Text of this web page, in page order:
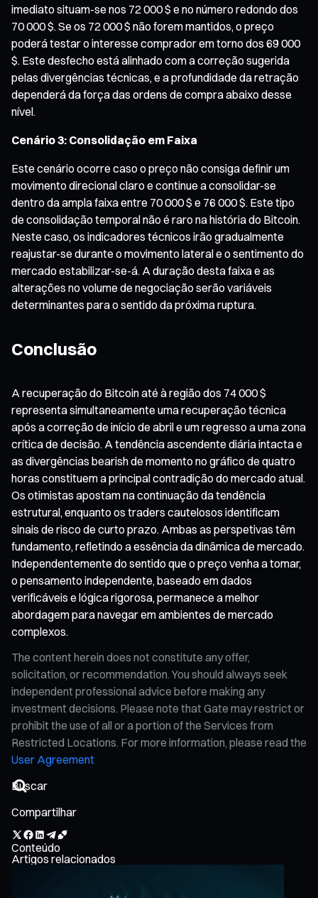
imediato situam-se nos 72 000 $ e no número redondo dos
70 000 $. Se os 72 000 $ não forem mantidos, o preço
poderá testar o interesse comprador em torno dos 69 000
$. Este desfecho está alinhado com a correção sugerida
pelas divergências técnicas, e a profundidade da retração
dependerá da força das ordens de compra abaixo desse
nível.
Cenário 3: Consolidação em Faixa
Este cenário ocorre caso o preço não consiga definir um
movimento direcional claro e continue a consolidar-se
dentro da ampla faixa entre 70 000 $ e 76 000 $. Este tipo
de consolidação temporal não é raro na história do Bitcoin.
Neste caso, os indicadores técnicos irão gradualmente
reajustar-se durante o movimento lateral e o sentimento do
mercado estabilizar-se-á. A duração desta faixa e as
alterações no volume de negociação serão variáveis
determinantes para o sentido da próxima ruptura.
Conclusão
A recuperação do Bitcoin até à região dos 74 000 $
representa simultaneamente uma recuperação técnica
após a correção de início de abril e um regresso a uma zona
crítica de decisão. A tendência ascendente diária intacta e
as divergências bearish de momento no gráfico de quatro
horas constituem a principal contradição do mercado atual.
Os otimistas apostam na continuação da tendência
estrutural, enquanto os traders cautelosos identificam
sinais de risco de curto prazo. Ambas as perspetivas têm
fundamento, refletindo a essência da dinâmica de mercado.
Independentemente do sentido que o preço venha a tomar,
o pensamento independente, baseado em dados
verificáveis e lógica rigorosa, permanece a melhor
abordagem para navegar em ambientes de mercado
complexos.
The content herein does not constitute any offer,
solicitation, or recommendation. You should always seek
independent professional advice before making any
investment decisions. Please note that Gate may restrict or
prohibit the use of all or a portion of the Services from
Restricted Locations. For more information, please read the
User Agreement
Compartilhar
Conteúdo
Artigos relacionados